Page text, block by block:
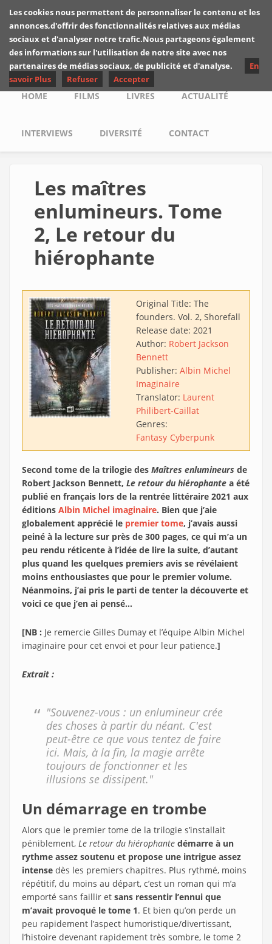
Skip to main content
Les critiques de
Yuyine
Main menu
HOME FILMS LIVRES ACTUALITÉ
INTERVIEWS DIVERSITÉ CONTACT
Les maîtres
enlumineurs. Tome
2, Le retour du
hiérophante
Original Title: The
founders. Vol. 2, Shorefall
Release date: 2021
Author: Robert Jackson
Bennett
Publisher: Albin Michel
Imaginaire
Translator: Laurent
Philibert-Caillat
Genres:
Fantasy Cyberpunk
Second tome de la trilogie des Maîtres enlumineurs de
Robert Jackson Bennett, Le retour du hiérophante a été
publié en français lors de la rentrée littéraire 2021 aux
éditions Albin Michel imaginaire. Bien que j’aie
globalement apprécié le premier tome, j’avais aussi
peiné à la lecture sur près de 300 pages, ce qui m’a un
peu rendu réticente à l’idée de lire la suite, d’autant
plus quand les quelques premiers avis se révélaient
moins enthousiastes que pour le premier volume.
Néanmoins, j’ai pris le parti de tenter la découverte et
voici ce que j’en ai pensé…
[NB : Je remercie Gilles Dumay et l’équipe Albin Michel
imaginaire pour cet envoi et pour leur patience.]
Extrait :
"Souvenez-vous : un enlumineur crée
des choses à partir du néant. C'est
peut-être ce que vous tentez de faire
ici. Mais, à la fin, la magie arrête
toujours de fonctionner et les
illusions se dissipent."
Un démarrage en trombe
Alors que le premier tome de la trilogie s’installait
péniblement, Le retour du hiérophante démarre à un
rythme assez soutenu et propose une intrigue assez
intense dès les premiers chapitres. Plus rythmé, moins
répétitif, du moins au départ, c’est un roman qui m’a
emporté sans faillir et sans ressentir l’ennui que
m’avait provoqué le tome 1. Et bien qu’on perde un
peu rapidement l’aspect humoristique/divertissant,
l’histoire devenant rapidement très sombre, le tome 2
Les cookies nous permettent de personnaliser le contenu et les
annonces,d'offrir des fonctionnalités relatives aux médias
sociaux et d'analyser notre trafic.Nous partageons également
des informations sur l'utilisation de notre site avec nos
partenaires de médias sociaux, de publicité et d'analyse.
En
savoir Plus
Refuser Accepter